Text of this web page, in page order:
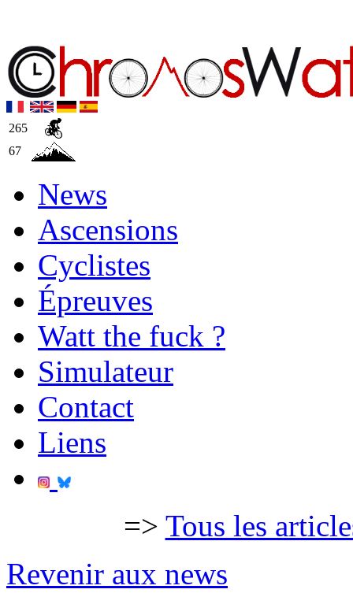
265
67
News
Ascensions
Cyclistes
Épreuves
Watt the fuck ?
Simulateur
Contact
Liens
=> Tous les
Revenir aux news